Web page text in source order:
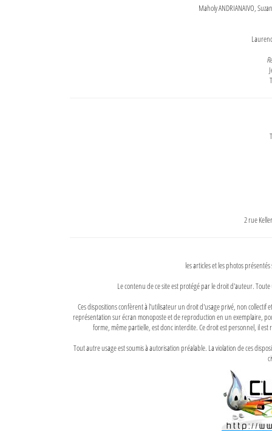
Maholy ANDRIANAIVO,
2 rue
les articles et les photos
Le contenu de ce site est protégé par le droit d'auteur.
Ces dispositions confèrent à l'utilisateur un droit d'usage privé, non
représentation sur écran monoposte et de reproduction en un exemplaire,
forme, même partielle, est donc interdite. Ce droit est personnel, il
Tout autre usage est soumis à autorisation préalable. La violation de ces